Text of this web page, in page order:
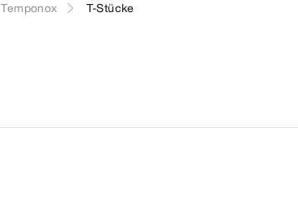
Temponox T-Stücke